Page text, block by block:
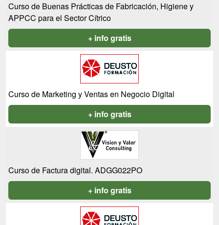
Curso de Buenas Prácticas de Fabricación, Higiene y
APPCC para el Sector Cítrico
+ info gratis
Curso de Marketing y Ventas en Negocio Digital
+ info gratis
Curso de Factura digital. ADGG022PO
+ info gratis